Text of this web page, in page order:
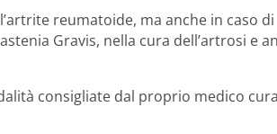
reumatoide, ma anche in caso di
Gravis, nella cura dell’artrosi e
consigliate dal proprio medico